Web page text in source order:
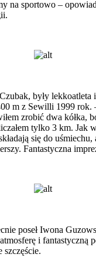
na sportowo –
były lekkoatleta
m z Sewilli 1999 rok.
zrobić dwa kółka,
tylko 3 km. Jak
się do uśmiechu,
Fantastyczna
poseł Iwona
i fantastyczną